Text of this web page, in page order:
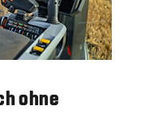
ohne